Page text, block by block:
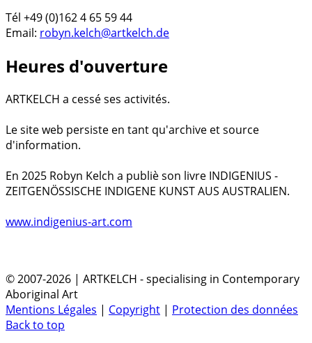
Tél +49 (0)162 4 65 59 44
Email: robyn.kelch@artkelch.de
Heures d'ouverture
ARTKELCH a cessé ses activités.
Le site web persiste en tant qu'archive et source
d'information.
En 2025 Robyn Kelch a publiè son livre INDIGENIUS -
ZEITGENÖSSISCHE INDIGENE KUNST AUS AUSTRALIEN.
www.indigenius-art.com
© 2007-2026 | ARTKELCH - specialising in Contemporary
Aboriginal Art
Mentions Légales | Copyright | Protection des données
Back to top